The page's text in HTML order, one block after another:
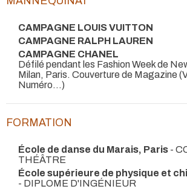
CAMPAGNE LOUIS VUITTON
CAMPAGNE RALPH LAUREN
CAMPAGNE CHANEL
Défilé pendant les Fashion Week de
Milan, Paris. Couverture de Magazine
Numéro...)
FORMATION
École de danse du Marais, Paris -
THÉÂTRE
École supérieure de physique et
- DIPLOME D'INGÉNIEUR